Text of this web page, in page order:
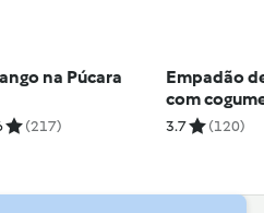
na Púcara
(217)
Empadão
com
frango
3.7 (120)